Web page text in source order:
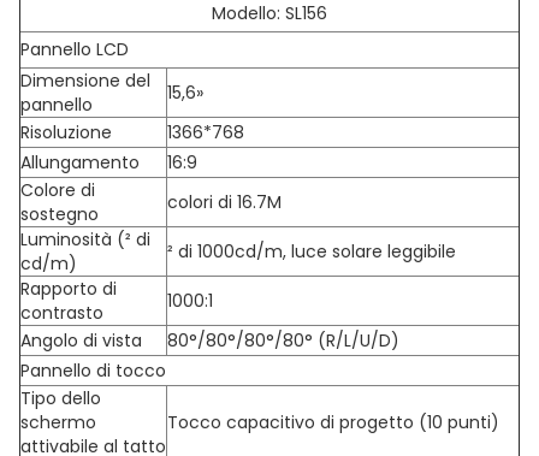
Modello: SL156
Pannello LCD
Dimensione del
pannello
15,6»
Risoluzione
1366*768
Allungamento
16:9
Colore di
sostegno
colori di 16.7M
Luminosità (² di
cd/m)
² di 1000cd/m, luce solare leggibile
Rapporto di
contrasto
1000:1
Angolo di vista
80°/80°/80°/80° (R/L/U/D)
Pannello di tocco
Tipo dello
schermo
attivabile al tatto
Tocco capacitivo di progetto (10 punti)